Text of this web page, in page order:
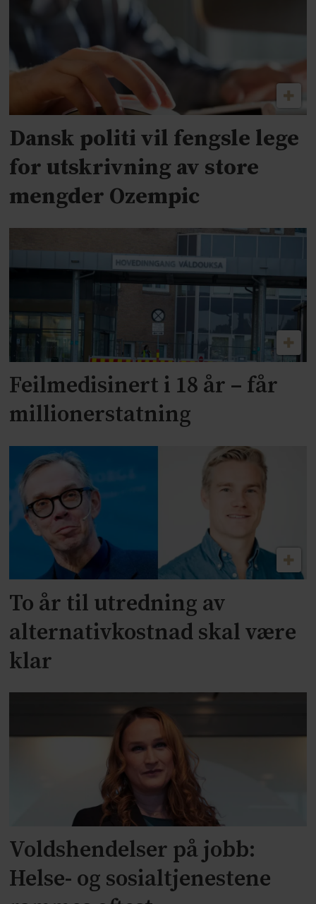
Dansk politi vil fengsle lege
for utskrivning av store
mengder Ozempic
Feilmedisinert i 18 år – får
millionerstatning
To år til utredning av
alternativkostnad skal være
klar
Voldshendelser på jobb:
Helse- og sosialtjenestene